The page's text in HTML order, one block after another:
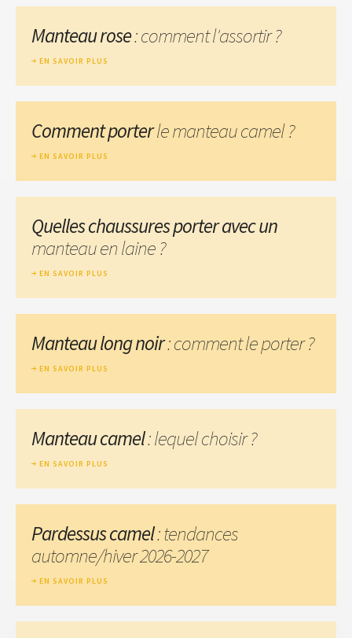
Manteau rose: comment l'assortir ?
EN SAVOIR PLUS
Comment porterle manteau camel ?
EN SAVOIR PLUS
Quelles chaussures porter avec un
manteau en laine ?
EN SAVOIR PLUS
Manteau long noir: comment le porter ?
EN SAVOIR PLUS
Manteau camel: lequel choisir ?
EN SAVOIR PLUS
Pardessus camel: tendances
automne/hiver 2026-2027
EN SAVOIR PLUS